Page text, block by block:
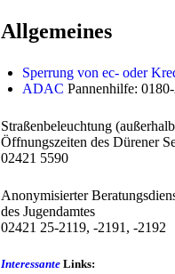
Allgemeines
Sperrung von ec- oder
ADAC Pannenhilfe:
Straßenbeleuchtung
Öffnungszeiten des Dürener
02421 5590
Anonymisierter
des Jugendamtes
02421 25-2119, -2191, -2192
InteressanteLinks: